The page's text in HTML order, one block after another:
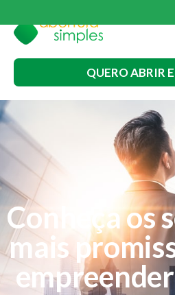
QUERO ABRIR
Conheça os
mais